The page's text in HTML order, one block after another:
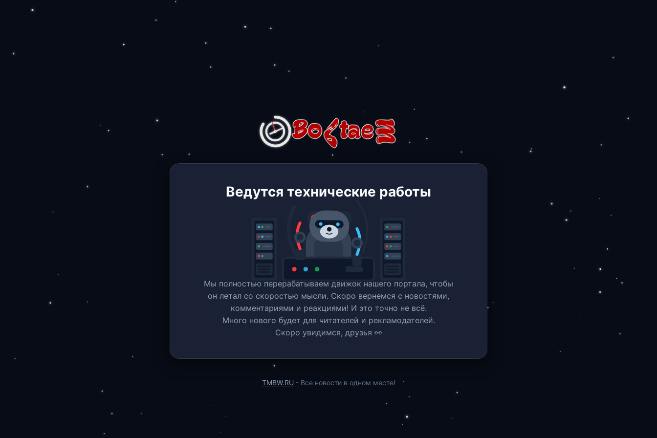
Ведутся технические работы
Мы полностью перерабатываем движок нашего портала, чтобы
он летал со скоростью мысли. Скоро вернемся c новостями,
комментариями и реакциями! И это точно не всё.
Много нового будет для читателей и рекламодателей.
Скоро увидимся, друзья 👀
TMBW.RU - Все новости в одном месте!